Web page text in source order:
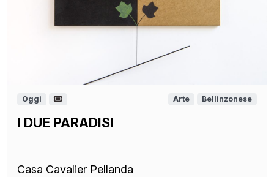
Oggi Arte Bellinzonese
I DUE PARADISI
Casa Cavalier Pellanda